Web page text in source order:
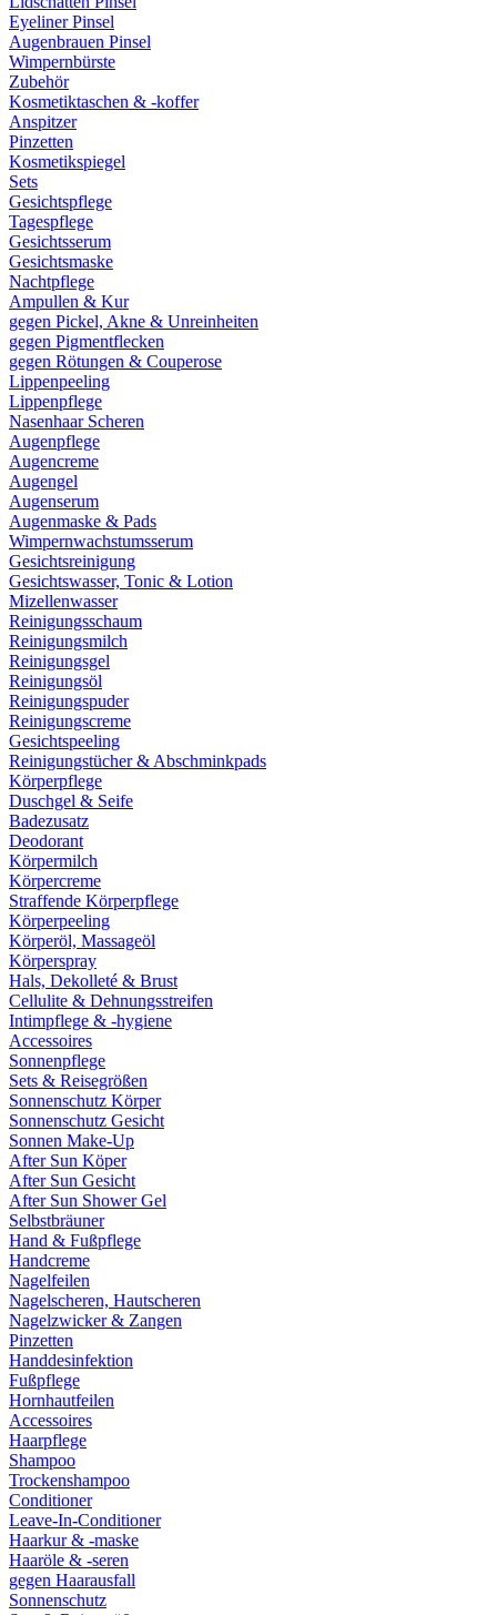
Eyeliner Pinsel
Augenbrauen Pinsel
Wimpernbürste
Zubehör
Kosmetiktaschen & -koffer
Anspitzer
Pinzetten
Kosmetikspiegel
Sets
Gesichtspflege
Tagespflege
Gesichtsserum
Gesichtsmaske
Nachtpflege
Ampullen & Kur
gegen Pickel, Akne & Unreinheiten
gegen Pigmentflecken
gegen Rötungen & Couperose
Lippenpeeling
Lippenpflege
Nasenhaar Scheren
Augenpflege
Augencreme
Augengel
Augenserum
Augenmaske & Pads
Wimpernwachstumsserum
Gesichtsreinigung
Gesichtswasser, Tonic & Lotion
Mizellenwasser
Reinigungsschaum
Reinigungsmilch
Reinigungsgel
Reinigungsöl
Reinigungspuder
Reinigungscreme
Gesichtspeeling
Reinigungstücher & Abschminkpads
Körperpflege
Duschgel & Seife
Badezusatz
Deodorant
Körpermilch
Körpercreme
Straffende Körperpflege
Körperpeeling
Körperöl, Massageöl
Körperspray
Hals, Dekolleté & Brust
Cellulite & Dehnungsstreifen
Intimpflege & -hygiene
Accessoires
Sonnenpflege
Sets & Reisegrößen
Sonnenschutz Körper
Sonnenschutz Gesicht
Sonnen Make-Up
After Sun Köper
After Sun Gesicht
After Sun Shower Gel
Selbstbräuner
Hand & Fußpflege
Handcreme
Nagelfeilen
Nagelscheren, Hautscheren
Nagelzwicker & Zangen
Pinzetten
Handdesinfektion
Fußpflege
Hornhautfeilen
Accessoires
Haarpflege
Shampoo
Trockenshampoo
Conditioner
Leave-In-Conditioner
Haarkur & -maske
Haaröle & -seren
gegen Haarausfall
Sonnenschutz